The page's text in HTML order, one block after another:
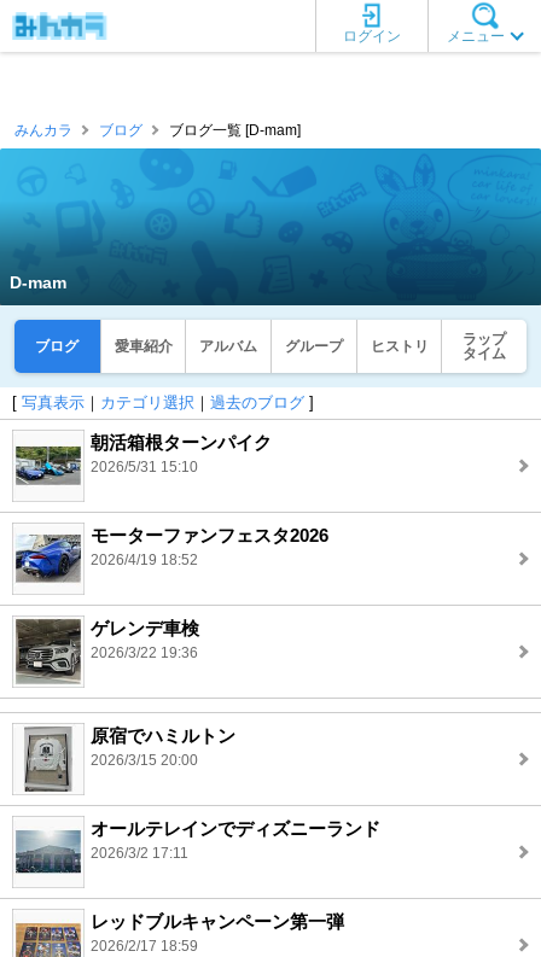
メニュー
ログイン
みんカラ ブログ ブログ一覧 [D-mam]
D-mam
ブログ 愛車紹介 アルバム グループ ヒストリ
ラップ
タイム
[ 写真表示 ｜ カテゴリ選択 ｜ 過去のブログ ]
朝活箱根ターンパイク
2026/5/31 15:10
モーターファンフェスタ2026
2026/4/19 18:52
ゲレンデ車検
2026/3/22 19:36
原宿でハミルトン
2026/3/15 20:00
オールテレインでディズニーランド
2026/3/2 17:11
レッドブルキャンペーン第一弾
2026/2/17 18:59